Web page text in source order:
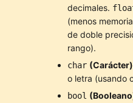
decimales.
(menos
de doble
rango).
char
o letra (usando
bool